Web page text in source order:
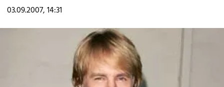
03.09.2007, 14:31